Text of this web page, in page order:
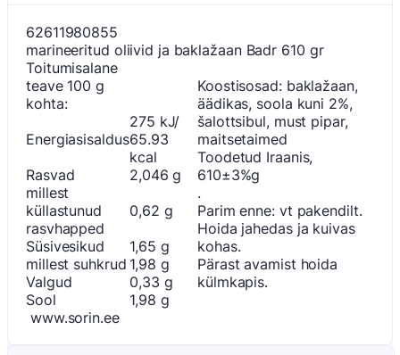
62611980855
marineeritud oliivid ja baklažaan Badr 610 gr
Toitumisalane
teave 100 g
kohta:
Koostisosad: baklažaan,
äädikas, soola kuni 2%,
šalottsibul, must pipar,
maitsetaimed
Toodetud Iraanis,
610±3%g
.
Parim enne: vt pakendilt.
Hoida jahedas ja kuivas
kohas.
Pärast avamist hoida
külmkapis.
Energiasisaldus
275 kJ/
65.93
kcal
Rasvad
2,046 g
millest
küllastunud
rasvhapped
0,62 g
Süsivesikud
1,65 g
millest suhkrud 1,98 g
Valgud
0,33 g
Sool
1,98 g
www.sorin.ee